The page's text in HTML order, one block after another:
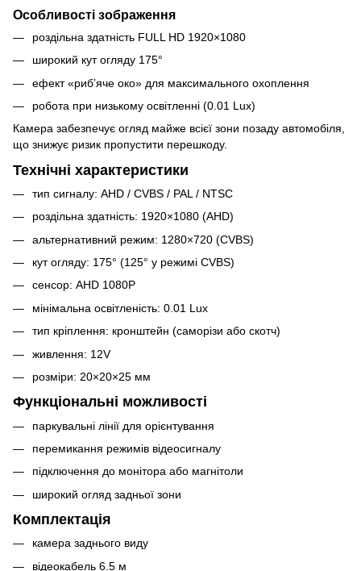
Особливості зображення
роздільна здатність FULL HD 1920×1080
широкий кут огляду 175°
ефект «риб’яче око» для максимального охоплення
робота при низькому освітленні (0.01 Lux)
Камера забезпечує огляд майже всієї зони позаду автомобіля,
що знижує ризик пропустити перешкоду.
Технічні характеристики
тип сигналу: AHD / CVBS / PAL / NTSC
роздільна здатність: 1920×1080 (AHD)
альтернативний режим: 1280×720 (CVBS)
кут огляду: 175° (125° у режимі CVBS)
сенсор: AHD 1080P
мінімальна освітленість: 0.01 Lux
тип кріплення: кронштейн (саморізи або скотч)
живлення: 12V
розміри: 20×20×25 мм
Функціональні можливості
паркувальні лінії для орієнтування
перемикання режимів відеосигналу
підключення до монітора або магнітоли
широкий огляд задньої зони
Комплектація
камера заднього виду
відеокабель 6.5 м